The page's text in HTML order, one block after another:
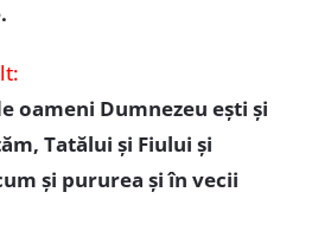
oameni Dumnezeu ești și
Tatălui și Fiului și
și pururea și în vecii